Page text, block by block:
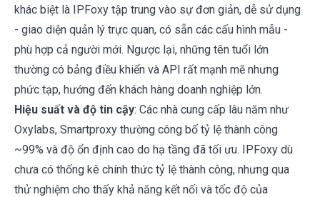
khác biệt là IPFoxy tập trung vào sự đơn giản, dễ sử dụng
- giao diện quản lý trực quan, có sẵn các cấu hình mẫu -
phù hợp cả người mới. Ngược lại, những tên tuổi lớn
thường có bảng điều khiển và API rất mạnh mẽ nhưng
phức tạp, hướng đến khách hàng doanh nghiệp lớn.
Hiệu suất và độ tin cậy: Các nhà cung cấp lâu năm như
Oxylabs, Smartproxy thường công bố tỷ lệ thành công
~99% và độ ổn định cao do hạ tầng đã tối ưu. IPFoxy dù
chưa có thống kê chính thức tỷ lệ thành công, nhưng qua
thử nghiệm cho thấy khả năng kết nối và tốc độ của